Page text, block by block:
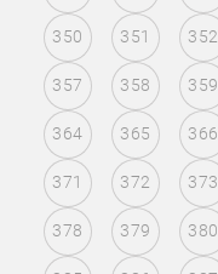
350 351 352
357 358 359
364 365 366
371 372 373
378 379 380